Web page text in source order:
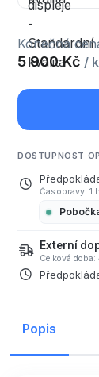
Konečná
5 900 Kč /
DOSTUPNOST
Čas opravy: 1
Externí
Celková doba:
Popis